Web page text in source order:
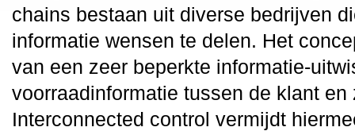
chains bestaan uit diverse bedrijven
informatie wensen te delen. Het
van een zeer beperkte informatie-
voorraadinformatie tussen de klant
Interconnected control vermijdt